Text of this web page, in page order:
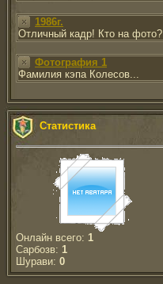
1986г.
Отличный кадр! Кто на фото?
Фотография 1
Фамилия кэпа Колесов...
Статистика
Онлайн всего: 1
Сарбозв: 1
Шурави: 0